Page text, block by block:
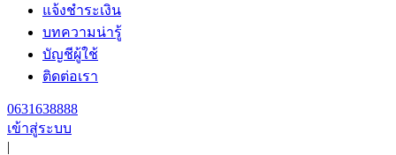
แจ้งชำระเงิน
บทความน่ารู้
บัญชีผู้ใช้
ติดต่อเรา
0631638888
เข้าสู่ระบบ
|